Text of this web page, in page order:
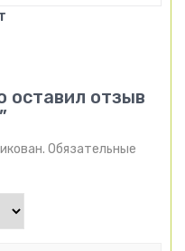
оставил отзыв
Обязательные